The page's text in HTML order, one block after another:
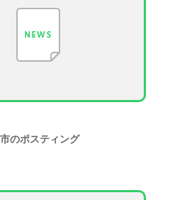
市のポスティング